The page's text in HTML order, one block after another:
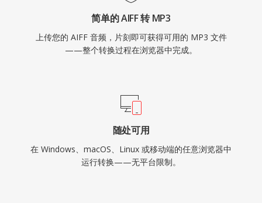
简单的 AIFF 转 MP3
上传您的 AIFF 音频，片刻即可获得可用的 MP3 文件
——整个转换过程在浏览器中完成。
随处可用
在 Windows、macOS、Linux 或移动端的任意浏览器中
运行转换——无平台限制。